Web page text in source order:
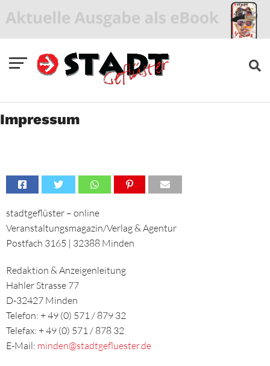
Impressum
stadtgeflüster – online
Veranstaltungsmagazin/Verlag & Agentur
Postfach 3165 | 32388 Minden
Redaktion & Anzeigenleitung
Hahler Strasse 77
D-32427 Minden
Telefon: + 49 (0) 571 / 879 32
Telefax: + 49 (0) 571 / 878 32
E-Mail: minden@stadtgefluester.de